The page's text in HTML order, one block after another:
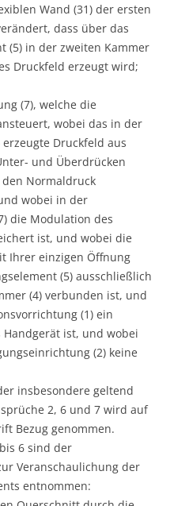
Wand (31) der ersten
dass über das
(5) in der zweiten Kammer
Druckfeld erzeugt wird;
(7), welche die
wobei das in der
Druckfeld aus
und Überdrücken
Normaldruck
wobei in der
die Modulation des
ist, und wobei die
Ihrer einzigen Öffnung
(5) ausschließlich
(4) verbunden ist, und
(1) ein
ist, und wobei
(2) keine
insbesondere geltend
2, 6 und 7 wird auf
Bezug genommen.
6 sind der
Veranschaulichung der
entnommen: